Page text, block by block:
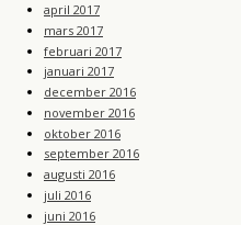
april 2017
mars 2017
februari 2017
januari 2017
december 2016
november 2016
oktober 2016
september 2016
augusti 2016
juli 2016
juni 2016